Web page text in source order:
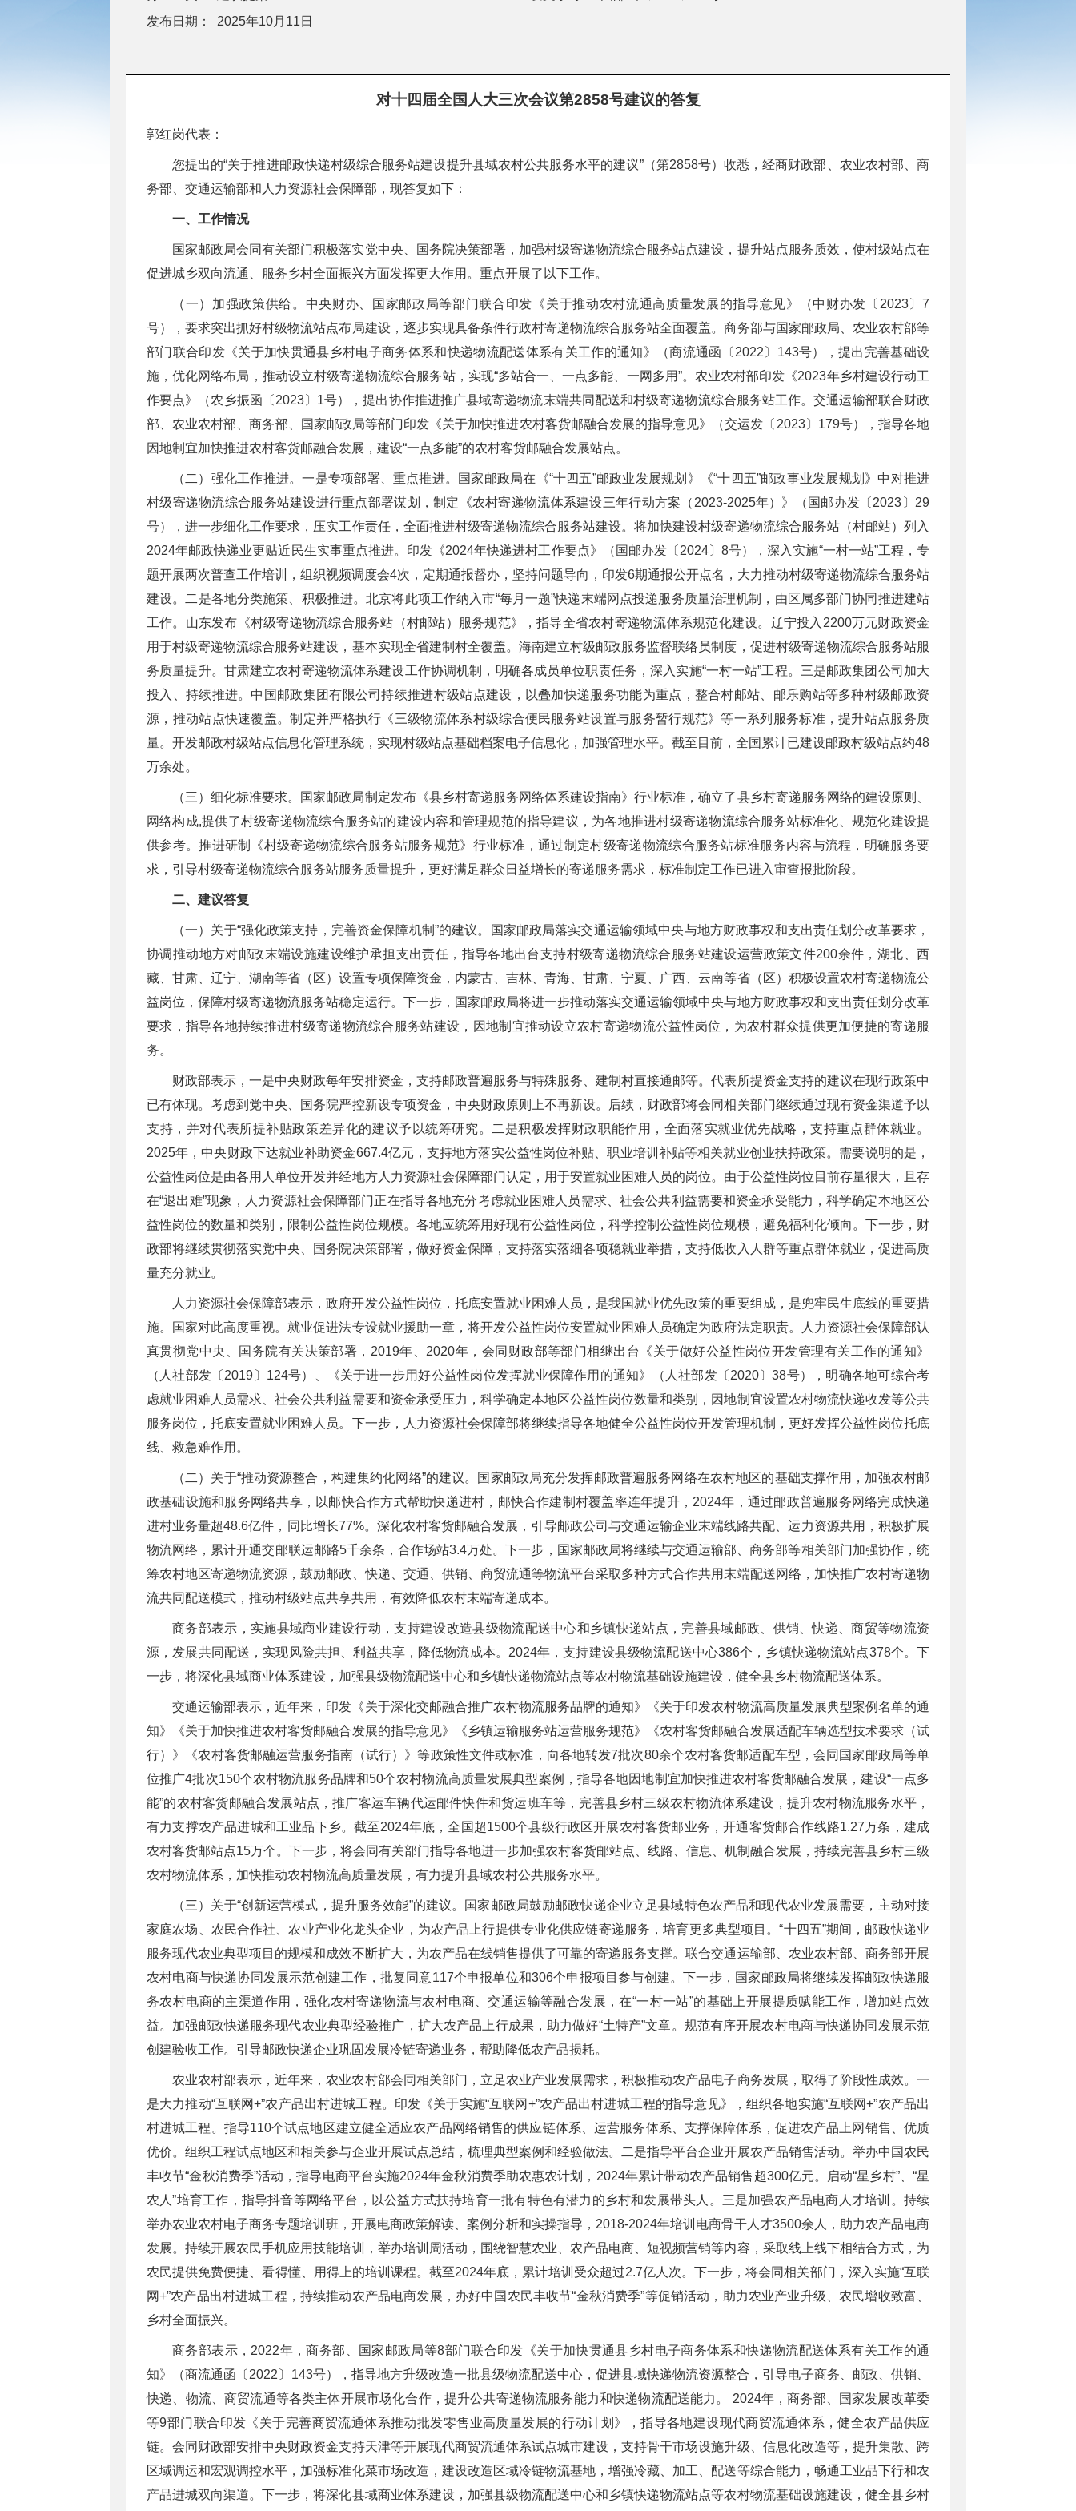
发布日期：
2025年10月11日
对十四届全国人大三次会议第2858号建议的答复
郭红岗代表：
您提出的“关于推进邮政快递村级综合服务站建设提升县域农村公共服务水平的建议”（第2858号）收悉，经商财政部、农业农村部、商
务部、交通运输部和人力资源社会保障部，现答复如下：
一、工作情况
国家邮政局会同有关部门积极落实党中央、国务院决策部署，加强村级寄递物流综合服务站点建设，提升站点服务质效，使村级站点在
促进城乡双向流通、服务乡村全面振兴方面发挥更大作用。重点开展了以下工作。
（一）加强政策供给。中央财办、国家邮政局等部门联合印发《关于推动农村流通高质量发展的指导意见》（中财办发〔2023〕7
号），要求突出抓好村级物流站点布局建设，逐步实现具备条件行政村寄递物流综合服务站全面覆盖。商务部与国家邮政局、农业农村部等
部门联合印发《关于加快贯通县乡村电子商务体系和快递物流配送体系有关工作的通知》（商流通函〔2022〕143号），提出完善基础设
施，优化网络布局，推动设立村级寄递物流综合服务站，实现“多站合一、一点多能、一网多用”。农业农村部印发《2023年乡村建设行动工
作要点》（农乡振函〔2023〕1号），提出协作推进推广县域寄递物流末端共同配送和村级寄递物流综合服务站工作。交通运输部联合财政
部、农业农村部、商务部、国家邮政局等部门印发《关于加快推进农村客货邮融合发展的指导意见》（交运发〔2023〕179号），指导各地
因地制宜加快推进农村客货邮融合发展，建设“一点多能”的农村客货邮融合发展站点。
（二）强化工作推进。一是专项部署、重点推进。国家邮政局在《“十四五”邮政业发展规划》《“十四五”邮政事业发展规划》中对推进
村级寄递物流综合服务站建设进行重点部署谋划，制定《农村寄递物流体系建设三年行动方案（2023-2025年）》（国邮办发〔2023〕29
号），进一步细化工作要求，压实工作责任，全面推进村级寄递物流综合服务站建设。将加快建设村级寄递物流综合服务站（村邮站）列入
2024年邮政快递业更贴近民生实事重点推进。印发《2024年快递进村工作要点》（国邮办发〔2024〕8号），深入实施“一村一站”工程，专
题开展两次普查工作培训，组织视频调度会4次，定期通报督办，坚持问题导向，印发6期通报公开点名，大力推动村级寄递物流综合服务站
建设。二是各地分类施策、积极推进。北京将此项工作纳入市“每月一题”快递末端网点投递服务质量治理机制，由区属多部门协同推进建站
工作。山东发布《村级寄递物流综合服务站（村邮站）服务规范》，指导全省农村寄递物流体系规范化建设。辽宁投入2200万元财政资金
用于村级寄递物流综合服务站建设，基本实现全省建制村全覆盖。海南建立村级邮政服务监督联络员制度，促进村级寄递物流综合服务站服
务质量提升。甘肃建立农村寄递物流体系建设工作协调机制，明确各成员单位职责任务，深入实施“一村一站”工程。三是邮政集团公司加大
投入、持续推进。中国邮政集团有限公司持续推进村级站点建设，以叠加快递服务功能为重点，整合村邮站、邮乐购站等多种村级邮政资
源，推动站点快速覆盖。制定并严格执行《三级物流体系村级综合便民服务站设置与服务暂行规范》等一系列服务标准，提升站点服务质
量。开发邮政村级站点信息化管理系统，实现村级站点基础档案电子信息化，加强管理水平。截至目前，全国累计已建设邮政村级站点约48
万余处。
（三）细化标准要求。国家邮政局制定发布《县乡村寄递服务网络体系建设指南》行业标准，确立了县乡村寄递服务网络的建设原则、
网络构成,提供了村级寄递物流综合服务站的建设内容和管理规范的指导建议，为各地推进村级寄递物流综合服务站标准化、规范化建设提
供参考。推进研制《村级寄递物流综合服务站服务规范》行业标准，通过制定村级寄递物流综合服务站标准服务内容与流程，明确服务要
求，引导村级寄递物流综合服务站服务质量提升，更好满足群众日益增长的寄递服务需求，标准制定工作已进入审查报批阶段。
二、建议答复
（一）关于“强化政策支持，完善资金保障机制”的建议。国家邮政局落实交通运输领域中央与地方财政事权和支出责任划分改革要求，
协调推动地方对邮政末端设施建设维护承担支出责任，指导各地出台支持村级寄递物流综合服务站建设运营政策文件200余件，湖北、西
藏、甘肃、辽宁、湖南等省（区）设置专项保障资金，内蒙古、吉林、青海、甘肃、宁夏、广西、云南等省（区）积极设置农村寄递物流公
益岗位，保障村级寄递物流服务站稳定运行。下一步，国家邮政局将进一步推动落实交通运输领域中央与地方财政事权和支出责任划分改革
要求，指导各地持续推进村级寄递物流综合服务站建设，因地制宜推动设立农村寄递物流公益性岗位，为农村群众提供更加便捷的寄递服
务。
财政部表示，一是中央财政每年安排资金，支持邮政普遍服务与特殊服务、建制村直接通邮等。代表所提资金支持的建议在现行政策中
已有体现。考虑到党中央、国务院严控新设专项资金，中央财政原则上不再新设。后续，财政部将会同相关部门继续通过现有资金渠道予以
支持，并对代表所提补贴政策差异化的建议予以统筹研究。二是积极发挥财政职能作用，全面落实就业优先战略，支持重点群体就业。
2025年，中央财政下达就业补助资金667.4亿元，支持地方落实公益性岗位补贴、职业培训补贴等相关就业创业扶持政策。需要说明的是，
公益性岗位是由各用人单位开发并经地方人力资源社会保障部门认定，用于安置就业困难人员的岗位。由于公益性岗位目前存量很大，且存
在“退出难”现象，人力资源社会保障部门正在指导各地充分考虑就业困难人员需求、社会公共利益需要和资金承受能力，科学确定本地区公
益性岗位的数量和类别，限制公益性岗位规模。各地应统筹用好现有公益性岗位，科学控制公益性岗位规模，避免福利化倾向。下一步，财
政部将继续贯彻落实党中央、国务院决策部署，做好资金保障，支持落实落细各项稳就业举措，支持低收入人群等重点群体就业，促进高质
量充分就业。
人力资源社会保障部表示，政府开发公益性岗位，托底安置就业困难人员，是我国就业优先政策的重要组成，是兜牢民生底线的重要措
施。国家对此高度重视。就业促进法专设就业援助一章，将开发公益性岗位安置就业困难人员确定为政府法定职责。人力资源社会保障部认
真贯彻党中央、国务院有关决策部署，2019年、2020年，会同财政部等部门相继出台《关于做好公益性岗位开发管理有关工作的通知》
（人社部发〔2019〕124号）、《关于进一步用好公益性岗位发挥就业保障作用的通知》（人社部发〔2020〕38号），明确各地可综合考
虑就业困难人员需求、社会公共利益需要和资金承受压力，科学确定本地区公益性岗位数量和类别，因地制宜设置农村物流快递收发等公共
服务岗位，托底安置就业困难人员。下一步，人力资源社会保障部将继续指导各地健全公益性岗位开发管理机制，更好发挥公益性岗位托底
线、救急难作用。
（二）关于“推动资源整合，构建集约化网络”的建议。国家邮政局充分发挥邮政普遍服务网络在农村地区的基础支撑作用，加强农村邮
政基础设施和服务网络共享，以邮快合作方式帮助快递进村，邮快合作建制村覆盖率连年提升，2024年，通过邮政普遍服务网络完成快递
进村业务量超48.6亿件，同比增长77%。深化农村客货邮融合发展，引导邮政公司与交通运输企业末端线路共配、运力资源共用，积极扩展
物流网络，累计开通交邮联运邮路5千余条，合作场站3.4万处。下一步，国家邮政局将继续与交通运输部、商务部等相关部门加强协作，统
筹农村地区寄递物流资源，鼓励邮政、快递、交通、供销、商贸流通等物流平台采取多种方式合作共用末端配送网络，加快推广农村寄递物
流共同配送模式，推动村级站点共享共用，有效降低农村末端寄递成本。
商务部表示，实施县域商业建设行动，支持建设改造县级物流配送中心和乡镇快递站点，完善县域邮政、供销、快递、商贸等物流资
源，发展共同配送，实现风险共担、利益共享，降低物流成本。2024年，支持建设县级物流配送中心386个，乡镇快递物流站点378个。下
一步，将深化县域商业体系建设，加强县级物流配送中心和乡镇快递物流站点等农村物流基础设施建设，健全县乡村物流配送体系。
交通运输部表示，近年来，印发《关于深化交邮融合推广农村物流服务品牌的通知》《关于印发农村物流高质量发展典型案例名单的通
知》《关于加快推进农村客货邮融合发展的指导意见》《乡镇运输服务站运营服务规范》《农村客货邮融合发展适配车辆选型技术要求（试
行）》《农村客货邮融运营服务指南（试行）》等政策性文件或标准，向各地转发7批次80余个农村客货邮适配车型，会同国家邮政局等单
位推广4批次150个农村物流服务品牌和50个农村物流高质量发展典型案例，指导各地因地制宜加快推进农村客货邮融合发展，建设“一点多
能”的农村客货邮融合发展站点，推广客运车辆代运邮件快件和货运班车等，完善县乡村三级农村物流体系建设，提升农村物流服务水平，
有力支撑农产品进城和工业品下乡。截至2024年底，全国超1500个县级行政区开展农村客货邮业务，开通客货邮合作线路1.27万条，建成
农村客货邮站点15万个。下一步，将会同有关部门指导各地进一步加强农村客货邮站点、线路、信息、机制融合发展，持续完善县乡村三级
农村物流体系，加快推动农村物流高质量发展，有力提升县域农村公共服务水平。
（三）关于“创新运营模式，提升服务效能”的建议。国家邮政局鼓励邮政快递企业立足县域特色农产品和现代农业发展需要，主动对接
家庭农场、农民合作社、农业产业化龙头企业，为农产品上行提供专业化供应链寄递服务，培育更多典型项目。“十四五”期间，邮政快递业
服务现代农业典型项目的规模和成效不断扩大，为农产品在线销售提供了可靠的寄递服务支撑。联合交通运输部、农业农村部、商务部开展
农村电商与快递协同发展示范创建工作，批复同意117个申报单位和306个申报项目参与创建。下一步，国家邮政局将继续发挥邮政快递服
务农村电商的主渠道作用，强化农村寄递物流与农村电商、交通运输等融合发展，在“一村一站”的基础上开展提质赋能工作，增加站点效
益。加强邮政快递服务现代农业典型经验推广，扩大农产品上行成果，助力做好“土特产”文章。规范有序开展农村电商与快递协同发展示范
创建验收工作。引导邮政快递企业巩固发展冷链寄递业务，帮助降低农产品损耗。
农业农村部表示，近年来，农业农村部会同相关部门，立足农业产业发展需求，积极推动农产品电子商务发展，取得了阶段性成效。一
是大力推动“互联网+”农产品出村进城工程。印发《关于实施“互联网+”农产品出村进城工程的指导意见》，组织各地实施“互联网+”农产品出
村进城工程。指导110个试点地区建立健全适应农产品网络销售的供应链体系、运营服务体系、支撑保障体系，促进农产品上网销售、优质
优价。组织工程试点地区和相关参与企业开展试点总结，梳理典型案例和经验做法。二是指导平台企业开展农产品销售活动。举办中国农民
丰收节“金秋消费季”活动，指导电商平台实施2024年金秋消费季助农惠农计划，2024年累计带动农产品销售超300亿元。启动“星乡村”、“星
农人”培育工作，指导抖音等网络平台，以公益方式扶持培育一批有特色有潜力的乡村和发展带头人。三是加强农产品电商人才培训。持续
举办农业农村电子商务专题培训班，开展电商政策解读、案例分析和实操指导，2018-2024年培训电商骨干人才3500余人，助力农产品电商
发展。持续开展农民手机应用技能培训，举办培训周活动，围绕智慧农业、农产品电商、短视频营销等内容，采取线上线下相结合方式，为
农民提供免费便捷、看得懂、用得上的培训课程。截至2024年底，累计培训受众超过2.7亿人次。下一步，将会同相关部门，深入实施“互联
网+”农产品出村进城工程，持续推动农产品电商发展，办好中国农民丰收节“金秋消费季”等促销活动，助力农业产业升级、农民增收致富、
乡村全面振兴。
商务部表示，2022年，商务部、国家邮政局等8部门联合印发《关于加快贯通县乡村电子商务体系和快递物流配送体系有关工作的通
知》（商流通函〔2022〕143号），指导地方升级改造一批县级物流配送中心，促进县域快递物流资源整合，引导电子商务、邮政、供销、
快递、物流、商贸流通等各类主体开展市场化合作，提升公共寄递物流服务能力和快递物流配送能力。 2024年，商务部、国家发展改革委
等9部门联合印发《关于完善商贸流通体系推动批发零售业高质量发展的行动计划》，指导各地建设现代商贸流通体系，健全农产品供应
链。会同财政部安排中央财政资金支持天津等开展现代商贸流通体系试点城市建设，支持骨干市场设施升级、信息化改造等，提升集散、跨
区域调运和宏观调控水平，加强标准化菜市场改造，建设改造区域冷链物流基地，增强冷藏、加工、配送等综合能力，畅通工业品下行和农
产品进城双向渠道。下一步，将深化县域商业体系建设，加强县级物流配送中心和乡镇快递物流站点等农村物流基础设施建设，健全县乡村